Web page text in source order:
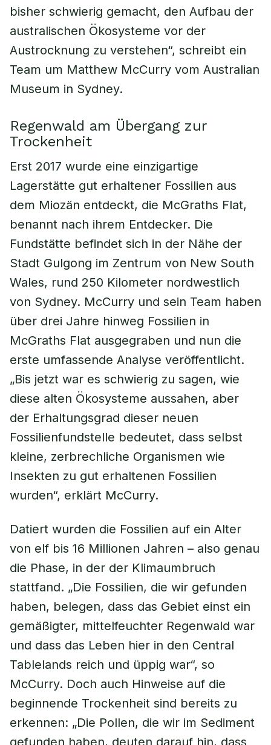
bisher schwierig gemacht, den Aufbau der
australischen Ökosysteme vor der
Austrocknung zu verstehen“, schreibt ein
Team um Matthew McCurry vom Australian
Museum in Sydney.
Regenwald am Übergang zur
Trockenheit
Erst 2017 wurde eine einzigartige
Lagerstätte gut erhaltener Fossilien aus
dem Miozän entdeckt, die McGraths Flat,
benannt nach ihrem Entdecker. Die
Fundstätte befindet sich in der Nähe der
Stadt Gulgong im Zentrum von New South
Wales, rund 250 Kilometer nordwestlich
von Sydney. McCurry und sein Team haben
über drei Jahre hinweg Fossilien in
McGraths Flat ausgegraben und nun die
erste umfassende Analyse veröffentlicht.
„Bis jetzt war es schwierig zu sagen, wie
diese alten Ökosysteme aussahen, aber
der Erhaltungsgrad dieser neuen
Fossilienfundstelle bedeutet, dass selbst
kleine, zerbrechliche Organismen wie
Insekten zu gut erhaltenen Fossilien
wurden“, erklärt McCurry.
Datiert wurden die Fossilien auf ein Alter
von elf bis 16 Millionen Jahren – also genau
die Phase, in der der Klimaumbruch
stattfand. „Die Fossilien, die wir gefunden
haben, belegen, dass das Gebiet einst ein
gemäßigter, mittelfeuchter Regenwald war
und dass das Leben hier in den Central
Tablelands reich und üppig war“, so
McCurry. Doch auch Hinweise auf die
beginnende Trockenheit sind bereits zu
erkennen: „Die Pollen, die wir im Sediment
gefunden haben, deuten darauf hin, dass